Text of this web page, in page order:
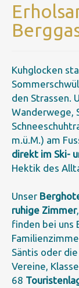
Kuhglocken
den Strassen.
Wanderwege,
m.ü.M.) am
direkt im Ski-
Hektik des
Unser
ruhige Zimmer
finden bei uns
Säntis oder
Vereine,
68